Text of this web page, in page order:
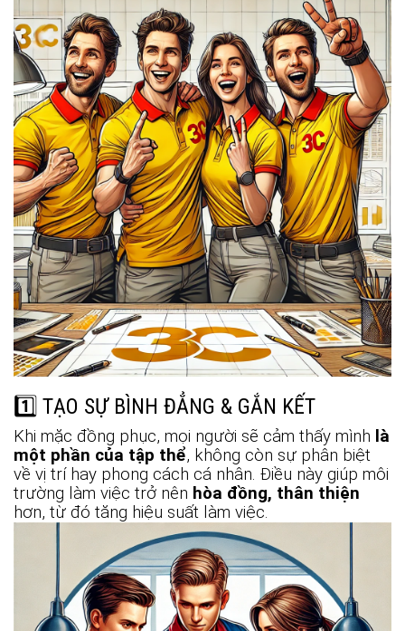
1️⃣ TẠO SỰ BÌNH ĐẲNG & GẮN KẾT
Khi mặc đồng phục, mọi người sẽ cảm thấy mình là
một phần của tập thể, không còn sự phân biệt
về vị trí hay phong cách cá nhân. Điều này giúp môi
trường làm việc trở nên hòa đồng, thân thiện
hơn, từ đó tăng hiệu suất làm việc.